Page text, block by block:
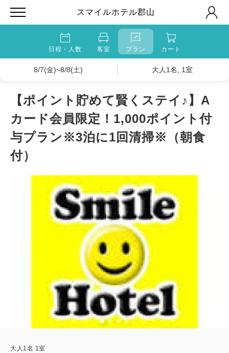
スマイルホテル郡山
日程・人数 客室 プラン カート
8/7(金)~8/8(土) 大人1名, 1室
【ポイント貯めて賢くステイ♪】A
カード会員限定！1,000ポイント付
与プラン※3泊に1回清掃※（朝食
付）
大人 1 名 1 室